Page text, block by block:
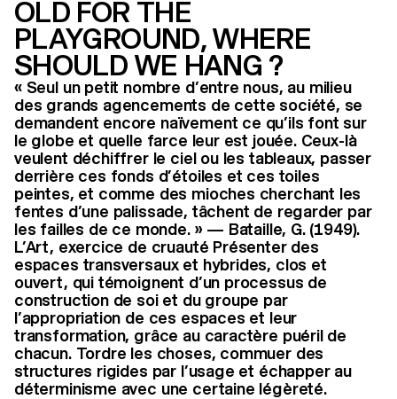
OLD FOR THE
PLAYGROUND, WHERE
SHOULD WE HANG ?
« Seul un petit nombre d’entre nous, au milieu
des grands agencements de cette société, se
demandent encore naïvement ce qu’ils font sur
le globe et quelle farce leur est jouée. Ceux-là
veulent déchiffrer le ciel ou les tableaux, passer
derrière ces fonds d’étoiles et ces toiles
peintes, et comme des mioches cherchant les
fentes d’une palissade, tâchent de regarder par
les failles de ce monde. » — Bataille, G. (1949).
L’Art, exercice de cruauté Présenter des
espaces transversaux et hybrides, clos et
ouvert, qui témoignent d’un processus de
construction de soi et du groupe par
l’appropriation de ces espaces et leur
transformation, grâce au caractère puéril de
chacun. Tordre les choses, commuer des
structures rigides par l’usage et échapper au
déterminisme avec une certaine légèreté.